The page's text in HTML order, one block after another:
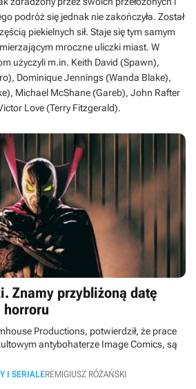
podróż się jednak nie zakończyła. Został
piekielnych sił. Staje się tym samym
mroczne uliczki miast. W
użyczyli m.in. Keith David (Spawn),
Dominique Jennings (Wanda Blake),
Michael McShane (Gareb), John Rafter
Love (Terry Fitzgerald).
Znamy przybliżoną datę
horroru
Productions, potwierdził, że prace
antybohaterze Image Comics, są
I SERIALEREMIGIUSZ RÓŻAŃSKI